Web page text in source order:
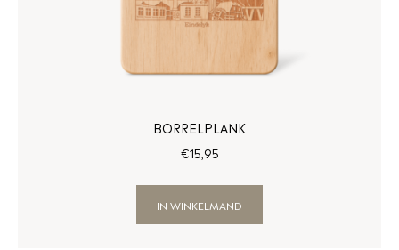
BORRELPLANK
€15 95
IN WINKELMAND